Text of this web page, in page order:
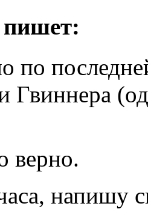
по
Гвиннера
верно.
напишу